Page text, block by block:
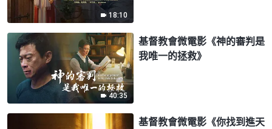
18:10
40:35
基督教會微電影《神的審判是
我唯一的拯救》
基督教會微電影《你找到進天